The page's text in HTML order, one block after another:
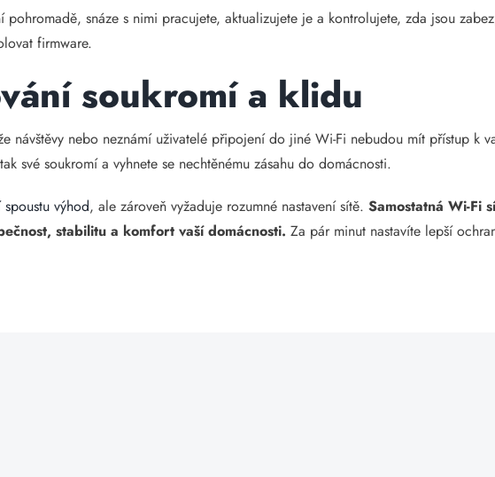
pohromadě, snáze s nimi pracujete, aktualizujete je a kontrolujete, zda jsou
firmware.
soukromí a klidu
návštěvy nebo neznámí uživatelé připojení do jiné Wi-Fi nebudou mít přístup k
své soukromí a vyhnete se nechtěnému zásahu do domácnosti.
výhod, ale zároveň vyžaduje rozumné nastavení sítě.Samostatná Wi-Fi
stabilitu a komfort vaší domácnosti. Za pár minut nastavíte lepší